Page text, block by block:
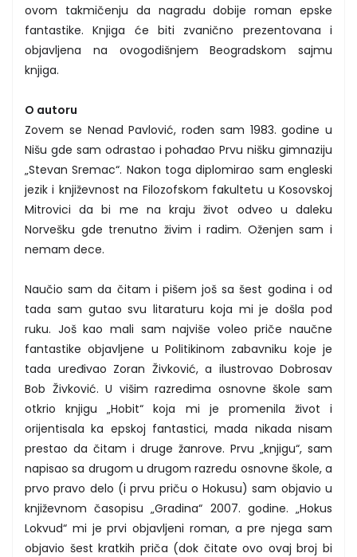
ovom takmičenju da nagradu dobije roman epske
fantastike. Knjiga će biti zvanično prezentovana i
objavljena na ovogodišnjem Beogradskom sajmu
knjiga.
O autoru
Zovem se Nenad Pavlović, rođen sam 1983. godine u
Nišu gde sam odrastao i pohađao Prvu nišku gimnaziju
„Stevan Sremac“. Nakon toga diplomirao sam engleski
jezik i književnost na Filozofskom fakultetu u Kosovskoj
Mitrovici da bi me na kraju život odveo u daleku
Norvešku gde trenutno živim i radim. Oženjen sam i
nemam dece.
Naučio sam da čitam i pišem još sa šest godina i od
tada sam gutao svu litaraturu koja mi je došla pod
ruku. Još kao mali sam najviše voleo priče naučne
fantastike objavljene u Politikinom zabavniku koje je
tada uređivao Zoran Živković, a ilustrovao Dobrosav
Bob Živković. U višim razredima osnovne škole sam
otkrio knjigu „Hobit“ koja mi je promenila život i
orijentisala ka epskoj fantastici, mada nikada nisam
prestao da čitam i druge žanrove. Prvu „knjigu“, sam
napisao sa drugom u drugom razredu osnovne škole, a
prvo pravo delo (i prvu priču o Hokusu) sam objavio u
književnom časopisu „Gradina“ 2007. godine. „Hokus
Lokvud“ mi je prvi objavljeni roman, a pre njega sam
objavio šest kratkih priča (dok čitate ovo ovaj broj bi